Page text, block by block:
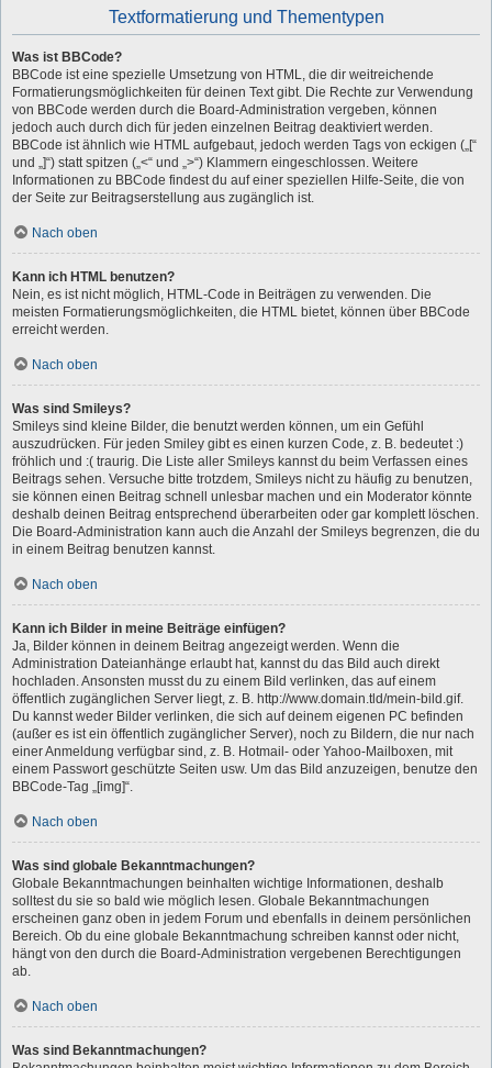
Textformatierung und Thementypen
Was ist BBCode?
BBCode ist eine spezielle Umsetzung von HTML, die dir weitreichende
Formatierungsmöglichkeiten für deinen Text gibt. Die Rechte zur Verwendung
von BBCode werden durch die Board-Administration vergeben, können
jedoch auch durch dich für jeden einzelnen Beitrag deaktiviert werden.
BBCode ist ähnlich wie HTML aufgebaut, jedoch werden Tags von eckigen („[“
und „]“) statt spitzen („<“ und „>“) Klammern eingeschlossen. Weitere
Informationen zu BBCode findest du auf einer speziellen Hilfe-Seite, die von
der Seite zur Beitragserstellung aus zugänglich ist.
Nach oben
Kann ich HTML benutzen?
Nein, es ist nicht möglich, HTML-Code in Beiträgen zu verwenden. Die
meisten Formatierungsmöglichkeiten, die HTML bietet, können über BBCode
erreicht werden.
Nach oben
Was sind Smileys?
Smileys sind kleine Bilder, die benutzt werden können, um ein Gefühl
auszudrücken. Für jeden Smiley gibt es einen kurzen Code, z. B. bedeutet :)
fröhlich und :( traurig. Die Liste aller Smileys kannst du beim Verfassen eines
Beitrags sehen. Versuche bitte trotzdem, Smileys nicht zu häufig zu benutzen,
sie können einen Beitrag schnell unlesbar machen und ein Moderator könnte
deshalb deinen Beitrag entsprechend überarbeiten oder gar komplett löschen.
Die Board-Administration kann auch die Anzahl der Smileys begrenzen, die du
in einem Beitrag benutzen kannst.
Nach oben
Kann ich Bilder in meine Beiträge einfügen?
Ja, Bilder können in deinem Beitrag angezeigt werden. Wenn die
Administration Dateianhänge erlaubt hat, kannst du das Bild auch direkt
hochladen. Ansonsten musst du zu einem Bild verlinken, das auf einem
öffentlich zugänglichen Server liegt, z. B. http://www.domain.tld/mein-bild.gif.
Du kannst weder Bilder verlinken, die sich auf deinem eigenen PC befinden
(außer es ist ein öffentlich zugänglicher Server), noch zu Bildern, die nur nach
einer Anmeldung verfügbar sind, z. B. Hotmail- oder Yahoo-Mailboxen, mit
einem Passwort geschützte Seiten usw. Um das Bild anzuzeigen, benutze den
BBCode-Tag „[img]“.
Nach oben
Was sind globale Bekanntmachungen?
Globale Bekanntmachungen beinhalten wichtige Informationen, deshalb
solltest du sie so bald wie möglich lesen. Globale Bekanntmachungen
erscheinen ganz oben in jedem Forum und ebenfalls in deinem persönlichen
Bereich. Ob du eine globale Bekanntmachung schreiben kannst oder nicht,
hängt von den durch die Board-Administration vergebenen Berechtigungen
ab.
Nach oben
Was sind Bekanntmachungen?